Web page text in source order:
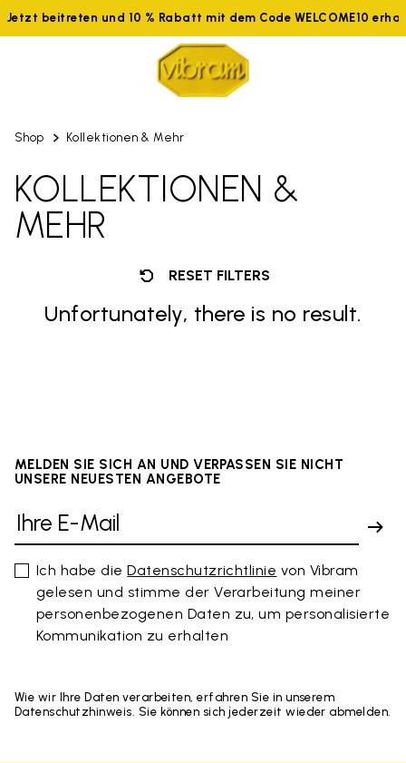
Jetzt beitreten und 10 % Rabatt mit dem Code WELCOME10
Shop Kollektionen & Mehr
KOLLEKTIONEN &
MEHR
RESET FILTERS
Unfortunately, there is no result.
MELDEN SIE SICH AN UND VERPASSEN SIE NICHT
UNSERE NEUESTEN ANGEBOTE
Ich habe dieDatenschutzrichtlinie von Vibram
gelesen und stimme der Verarbeitung meiner
personenbezogenen Daten zu, um personalisierte
Kommunikation zu erhalten
Wie wir Ihre Daten verarbeiten, erfahren Sie in unserem
Datenschutzhinweis. Sie können sich jederzeit wieder abmelden.